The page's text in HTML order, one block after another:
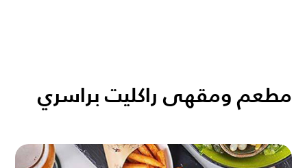
مطعم ومقهى راكليت براسري